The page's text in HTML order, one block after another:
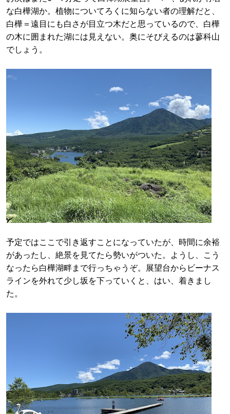
な白樺湖か。植物についてろくに知らない者の理解だと、
白樺＝遠目にも白さが目立つ木だと思っているので、白樺
の木に囲まれた湖には見えない。奥にそびえるのは蓼科山
でしょう。
予定ではここで引き返すことになっていたが、時間に余裕
があったし、絶景を見てたら勢いがついた。ようし、こう
なったら白樺湖畔まで行っちゃうぞ。展望台からビーナス
ラインを外れて少し坂を下っていくと、はい、着きまし
た。